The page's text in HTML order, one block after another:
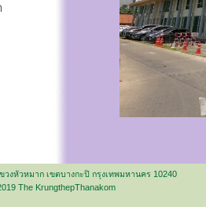
งหัวหมาก เขตบางกะปิ กรุงเทพมหานคร 10240
The KrungthepThanakom